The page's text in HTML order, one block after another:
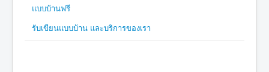
แบบบ้านฟรี
รับเขียนแบบบ้าน และบริการของเรา